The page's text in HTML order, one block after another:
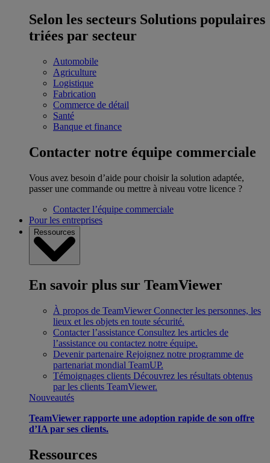
Selon les secteurs Solutions populaires
triées par secteur
Automobile
Agriculture
Logistique
Fabrication
Commerce de détail
Santé
Banque et finance
Contacter notre équipe commerciale
Vous avez besoin d’aide pour choisir la solution adaptée,
passer une commande ou mettre à niveau votre licence ?
Contacter l’équipe commerciale
Pour les entreprises
Ressources
En savoir plus sur TeamViewer
À propos de TeamViewer Connecter les personnes, les
lieux et les objets en toute sécurité.
Contacter l’assistance Consultez les articles de
l’assistance ou contactez notre équipe.
Devenir partenaire Rejoignez notre programme de
partenariat mondial TeamUP.
Témoignages clients Découvrez les résultats obtenus
par les clients TeamViewer.
Nouveautés
TeamViewer rapporte une adoption rapide de son offre
d’IA par ses clients.
Ressources